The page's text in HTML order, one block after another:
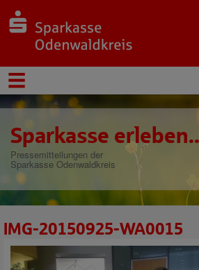
Sparkasse
Pressemitteilungen der
Sparkasse Odenwaldkreis
IMG-20150925-WA0015